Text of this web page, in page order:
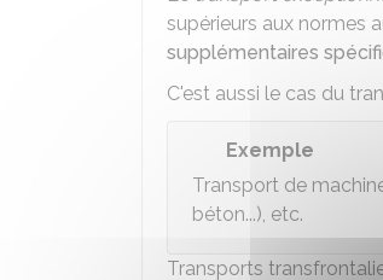
supérieurs aux normes
supplémentaires
C'est aussi le cas du
Exemple
Transport de
béton...), etc.
Transports